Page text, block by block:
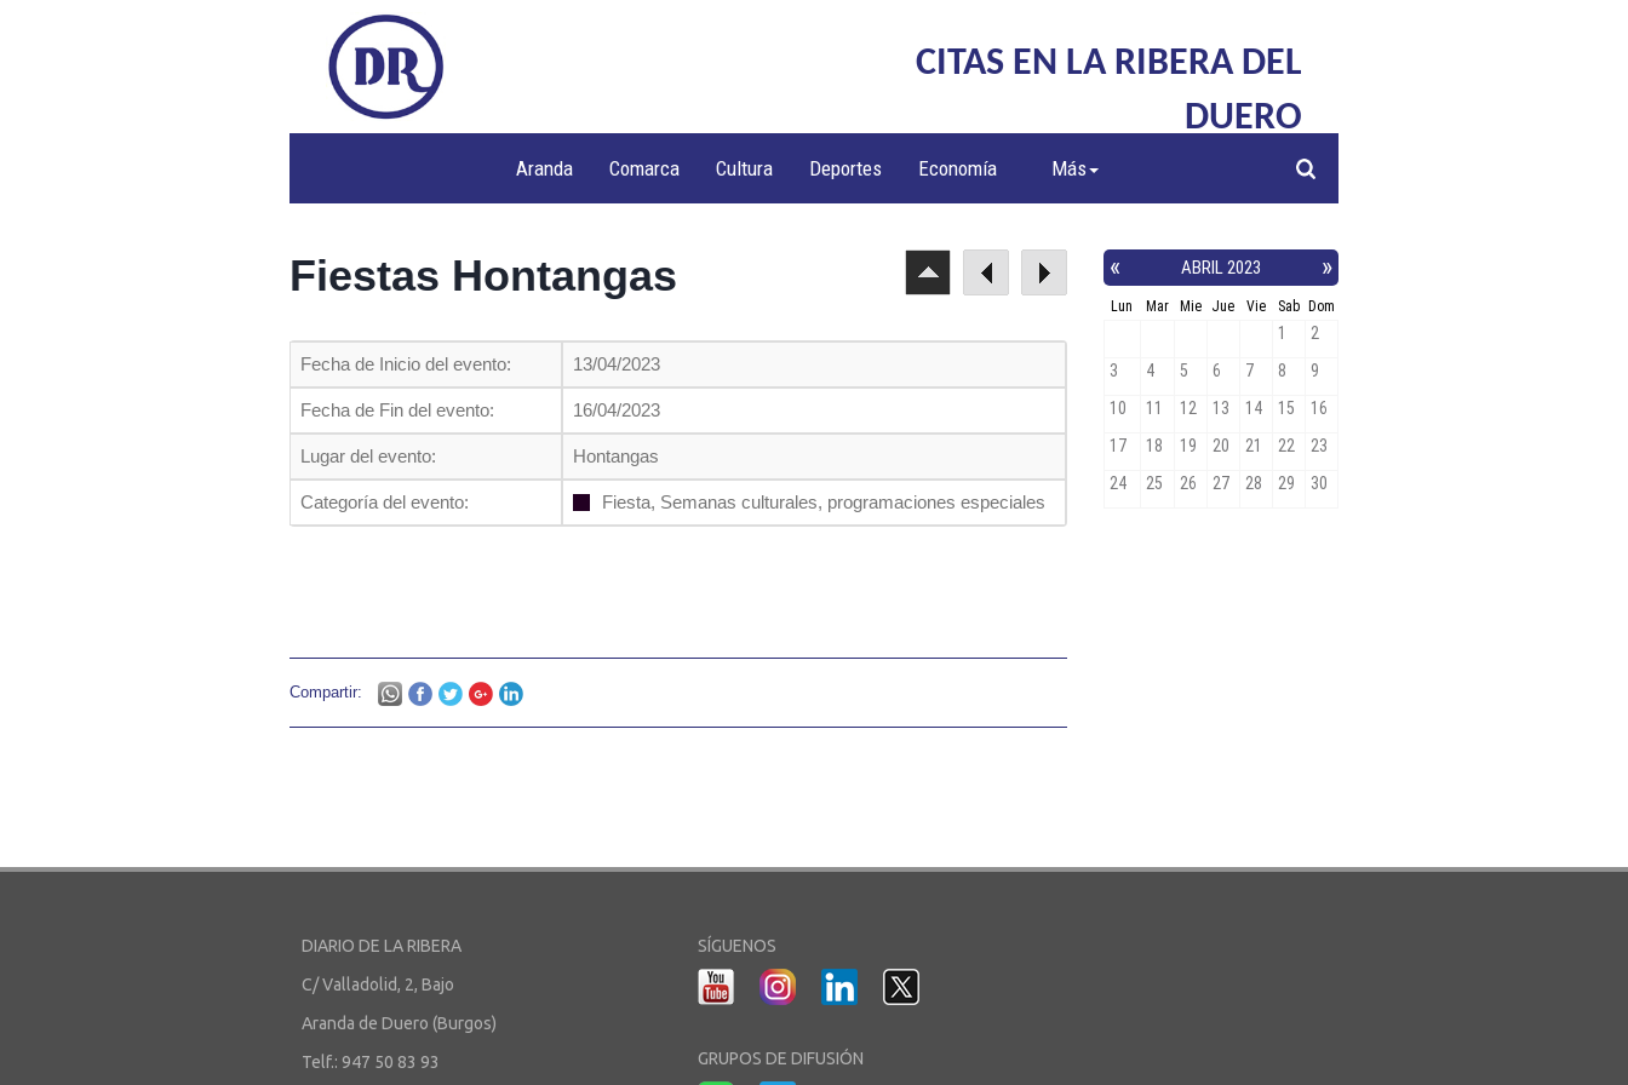
CITAS EN LA RIBERA DEL
DUERO
Aranda Comarca Cultura Deportes Economía Más
Fiestas Hontangas
Fecha de Inicio del evento: 13/04/2023
Fecha de Fin del evento: 16/04/2023
Lugar del evento: Hontangas
Categoría del evento: Fiesta, Semanas culturales, programaciones especiales
Compartir:
DIARIO DE LA RIBERA
C/ Valladolid, 2, Bajo
Aranda de Duero (Burgos)
Telf.: 947 50 83 93
SÍGUENOS
GRUPOS DE DIFUSIÓN